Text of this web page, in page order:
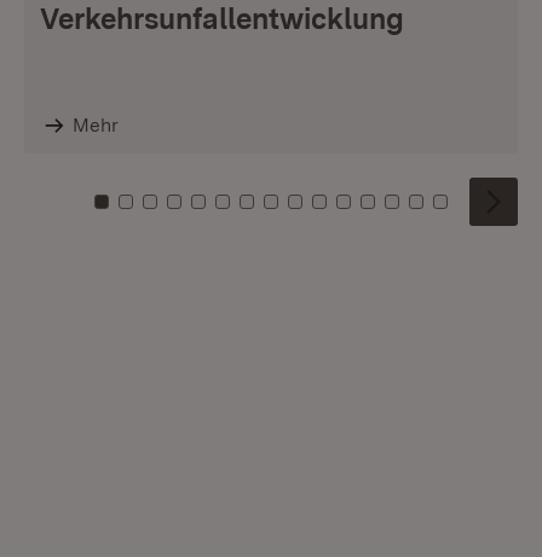
Verkehrsunfallentwicklung
Mehr
Zu Kachel: 0
Zu Kachel: 1
Zu Kachel: 2
Zu Kachel: 3
Zu Kachel: 4
Zu Kachel: 5
Zu Kachel: 6
Zu Kachel: 7
Zu Kachel: 8
Zu Kachel: 9
Zu Kachel: 10
Zu Kachel: 11
Zu Kachel: 12
Zu Kachel:
Zu